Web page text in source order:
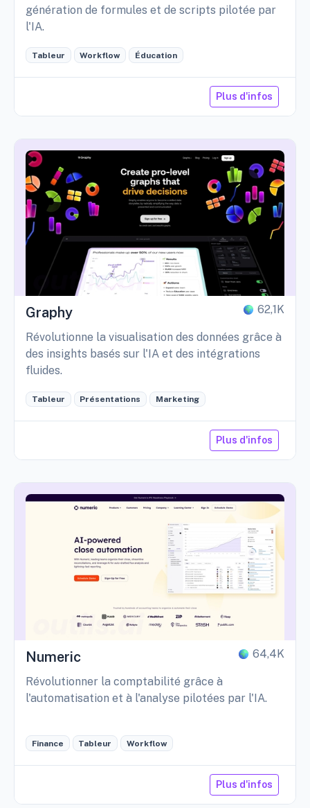
génération de formules et de scripts pilotée par
l'IA.
Tableur Workflow Éducation
Plus d'infos
Graphy 62,1K
Révolutionne la visualisation des données grâce à
des insights basés sur l'IA et des intégrations
fluides.
Tableur Présentations Marketing
Plus d'infos
Numeric 64,4K
Révolutionner la comptabilité grâce à
l'automatisation et à l'analyse pilotées par l'IA.
Finance Tableur Workflow
Plus d'infos